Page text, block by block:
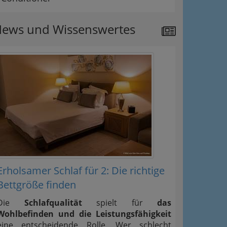
und Wissenswertes
Schlaf für 2: Die richtige
finden
Schlafqualitätspielt für das
und die Leistungsfähigkeit